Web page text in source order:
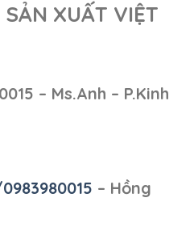
XUẤT VIỆT
– Ms.Anh – P.Kinh
– Hồng